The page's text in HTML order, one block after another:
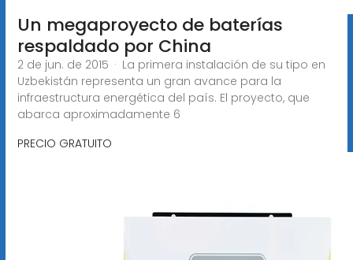
Un megaproyecto de baterías
respaldado por China
2 de jun. de 2015 · La primera instalación de su tipo en
Uzbekistán representa un gran avance para la
infraestructura energética del país. El proyecto, que
abarca aproximadamente 6
PRECIO GRATUITO